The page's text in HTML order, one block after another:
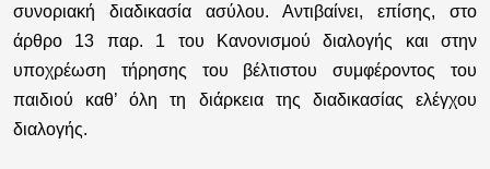
συνοριακή διαδικασία ασύλου. Αντιβαίνει, επίσης, στο
άρθρο 13 παρ. 1 του Κανονισμού διαλογής και στην
υποχρέωση τήρησης του βέλτιστου συμφέροντος του
παιδιού καθ’ όλη τη διάρκεια της διαδικασίας ελέγχου
διαλογής.